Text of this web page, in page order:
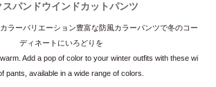
スパンドウインドカットパンツ
ラーバリエーション豊富な防風カラーパンツで冬のコー
ディネートにいろどりを
Add a pop of color to your winter outfits with these wi
pants, available in a wide range of colors.